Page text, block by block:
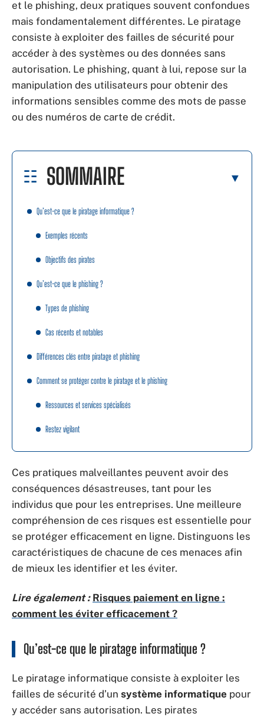
et le phishing, deux pratiques souvent confondues
mais fondamentalement différentes. Le piratage
consiste à exploiter des failles de sécurité pour
accéder à des systèmes ou des données sans
autorisation. Le phishing, quant à lui, repose sur la
manipulation des utilisateurs pour obtenir des
informations sensibles comme des mots de passe
ou des numéros de carte de crédit.
SOMMAIRE
Qu’est-ce que le piratage informatique ?
Exemples récents
Objectifs des pirates
Qu’est-ce que le phishing ?
Types de phishing
Cas récents et notables
Différences clés entre piratage et phishing
Comment se protéger contre le piratage et le phishing
Ressources et services spécialisés
Restez vigilant
Ces pratiques malveillantes peuvent avoir des
conséquences désastreuses, tant pour les
individus que pour les entreprises. Une meilleure
compréhension de ces risques est essentielle pour
se protéger efficacement en ligne. Distinguons les
caractéristiques de chacune de ces menaces afin
de mieux les identifier et les éviter.
Lire également : Risques paiement en ligne :
comment les éviter efficacement ?
Qu’est-ce que le piratage informatique ?
Le piratage informatique consiste à exploiter les
failles de sécurité d’un système informatique pour
y accéder sans autorisation. Les pirates